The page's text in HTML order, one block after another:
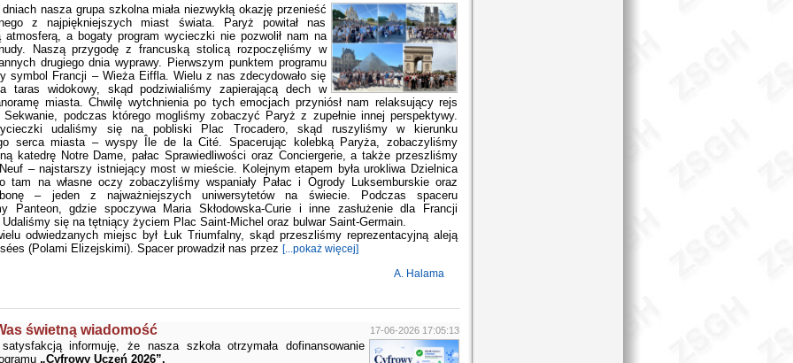
nasza grupa szkolna miała niezwykłą okazję przenieść
z najpiękniejszych miast świata. Paryż powitał nas
atmosferą, a bogaty program wycieczki nie pozwolił nam na
Naszą przygodę z francuską stolicą rozpoczęliśmy w
drugiego dnia wyprawy. Pierwszym punktem programu
symbol Francji – Wieża Eiffla. Wielu z nas zdecydowało się
taras widokowy, skąd podziwialiśmy zapierającą dech w
miasta. Chwilę wytchnienia po tych emocjach przyniósł nam relaksujący rejs
podczas którego mogliśmy zobaczyć Paryż z zupełnie innej perspektywy.
udaliśmy się na pobliski Plac Trocadero, skąd ruszyliśmy w kierunku
serca miasta – wyspy Île de la Cité. Spacerując kolebką Paryża, zobaczyliśmy
katedrę Notre Dame, pałac Sprawiedliwości oraz Conciergerie, a także przeszliśmy
– najstarszy istniejący most w mieście. Kolejnym etapem była urokliwa Dzielnica
tam na własne oczy zobaczyliśmy wspaniały Pałac i Ogrody Luksemburskie oraz
– jeden z najważniejszych uniwersytetów na świecie. Podczas spaceru
Panteon, gdzie spoczywa Maria Skłodowska-Curie i inne zasłużenie dla Francji
się na tętniący życiem Plac Saint-Michel oraz bulwar Saint-Germain.
odwiedzanych miejsc był Łuk Triumfalny, skąd przeszliśmy reprezentacyjną aleją
(Polami Elizejskimi). Spacer prowadził nas przez [...pokaż więcej]
A. Halama
świetną wiadomość 17-06-2026 17:05:13
informuję, że nasza szkoła otrzymała dofinansowanie
„Cyfrowy Uczeń 2026”.